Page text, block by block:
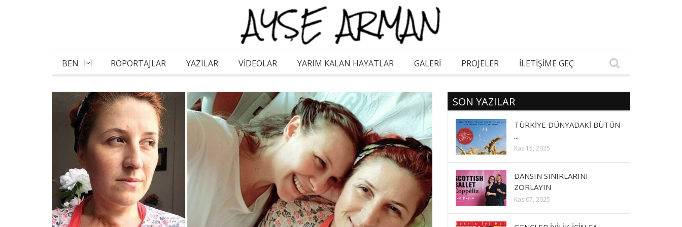
BEN RÖPORTAJLAR YAZILAR VİDEOLAR YARIM KALAN HAYATLAR GALERI PROJELER İLETİŞİME GEÇ
SON YAZILAR
TÜRKİYE DÜNYADAKİ BÜTÜN
...
Kas 15, 2025
DANSIN SINIRLARINI
ZORLAYIN
Kas 07, 2025